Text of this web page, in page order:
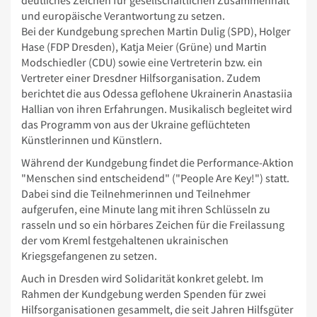
und europäische Verantwortung zu setzen.
Bei der Kundgebung sprechen Martin Dulig (SPD), Holger
Hase (FDP Dresden), Katja Meier (Grüne) und Martin
Modschiedler (CDU) sowie eine Vertreterin bzw. ein
Vertreter einer Dresdner Hilfsorganisation. Zudem
berichtet die aus Odessa geflohene Ukrainerin Anastasiia
Hallian von ihren Erfahrungen. Musikalisch begleitet wird
das Programm von aus der Ukraine geflüchteten
Künstlerinnen und Künstlern.
Während der Kundgebung findet die Performance-Aktion
"Menschen sind entscheidend" ("People Are Key!") statt.
Dabei sind die Teilnehmerinnen und Teilnehmer
aufgerufen, eine Minute lang mit ihren Schlüsseln zu
rasseln und so ein hörbares Zeichen für die Freilassung
der vom Kreml festgehaltenen ukrainischen
Kriegsgefangenen zu setzen.
Auch in Dresden wird Solidarität konkret gelebt. Im
Rahmen der Kundgebung werden Spenden für zwei
Hilfsorganisationen gesammelt, die seit Jahren Hilfsgüter